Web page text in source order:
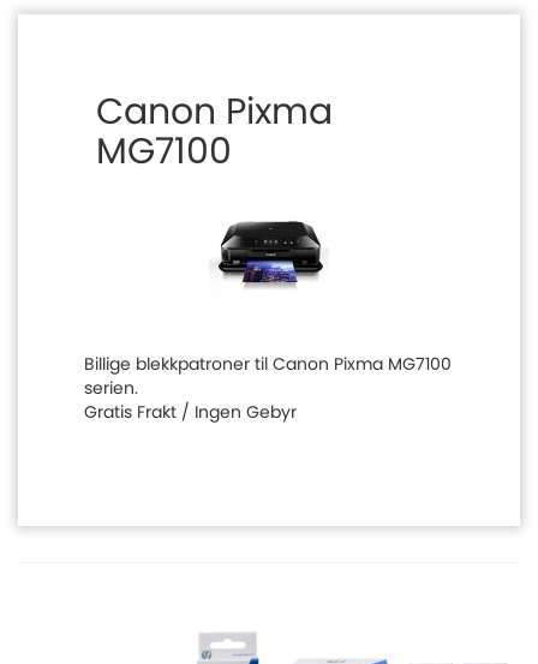
Canon Pixma
MG7100
Billige blekkpatroner til Canon Pixma MG7100
serien.
Gratis Frakt / Ingen Gebyr